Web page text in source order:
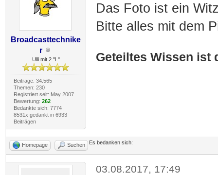
Broadcasttechnike
r
Ulli mit 2 "L"
Beiträge: 34.565
Themen: 230
Registriert seit: May 2007
Bewertung: 262
Bedankte sich: 7774
8531x gedankt in 6933
Beiträgen
Das Foto ist ein
Bitte alles mit dem
Geteiltes Wissen ist
Homepage Suchen Es bedanken sich:
03.08.2017, 17:49